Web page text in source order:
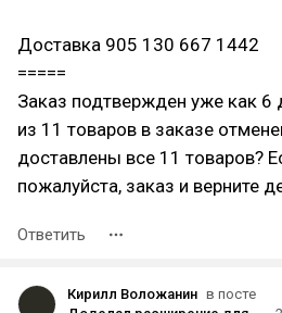
Доставка 905 130 667 1442
=====
Заказ подтвержден уже как 6
из 11 товаров в заказе
доставлены все 11 товаров?
пожалуйста, заказ и верните
Ответить
Кирилл Воложанин в посте